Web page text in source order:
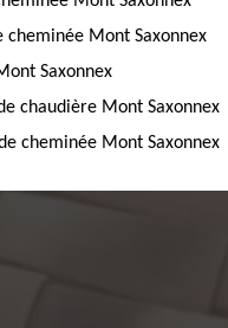
cheminée Mont Saxonnex
Saxonnex
chaudière Mont Saxonnex
cheminée Mont Saxonnex